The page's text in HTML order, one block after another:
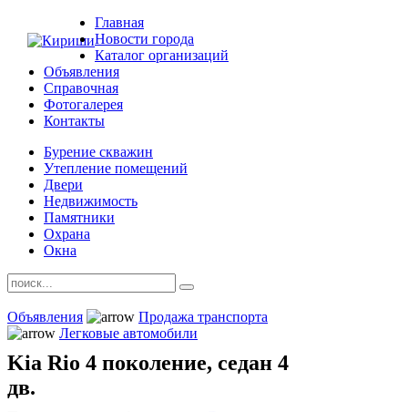
Главная
Новости города
Каталог организаций
Объявления
Справочная
Фотогалерея
Контакты
Бурение скважин
Утепление помещений
Двери
Недвижимость
Памятники
Охрана
Окна
Объявления
Продажа транспорта
Легковые автомобили
Kia Rio 4 поколение, седан 4
дв.